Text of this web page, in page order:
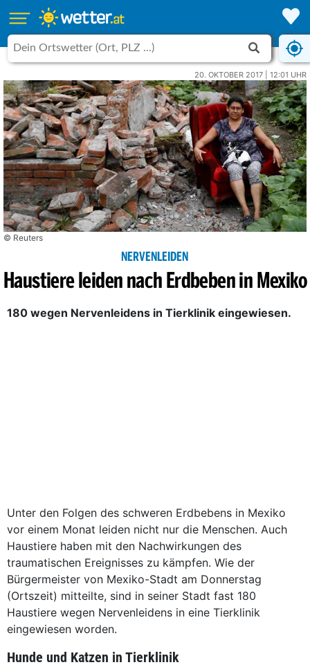
20. OKTOBER 2017 | 12:01 UHR
© Reuters
NERVENLEIDEN
Haustiere leiden nach Erdbeben in Mexiko
180 wegen Nervenleidens in Tierklinik eingewiesen.
Unter den Folgen des schweren Erdbebens in Mexiko
vor einem Monat leiden nicht nur die Menschen. Auch
Haustiere haben mit den Nachwirkungen des
traumatischen Ereignisses zu kämpfen. Wie der
Bürgermeister von Mexiko-Stadt am Donnerstag
(Ortszeit) mitteilte, sind in seiner Stadt fast 180
Haustiere wegen Nervenleidens in eine Tierklinik
eingewiesen worden.
Hunde und Katzen in Tierklinik